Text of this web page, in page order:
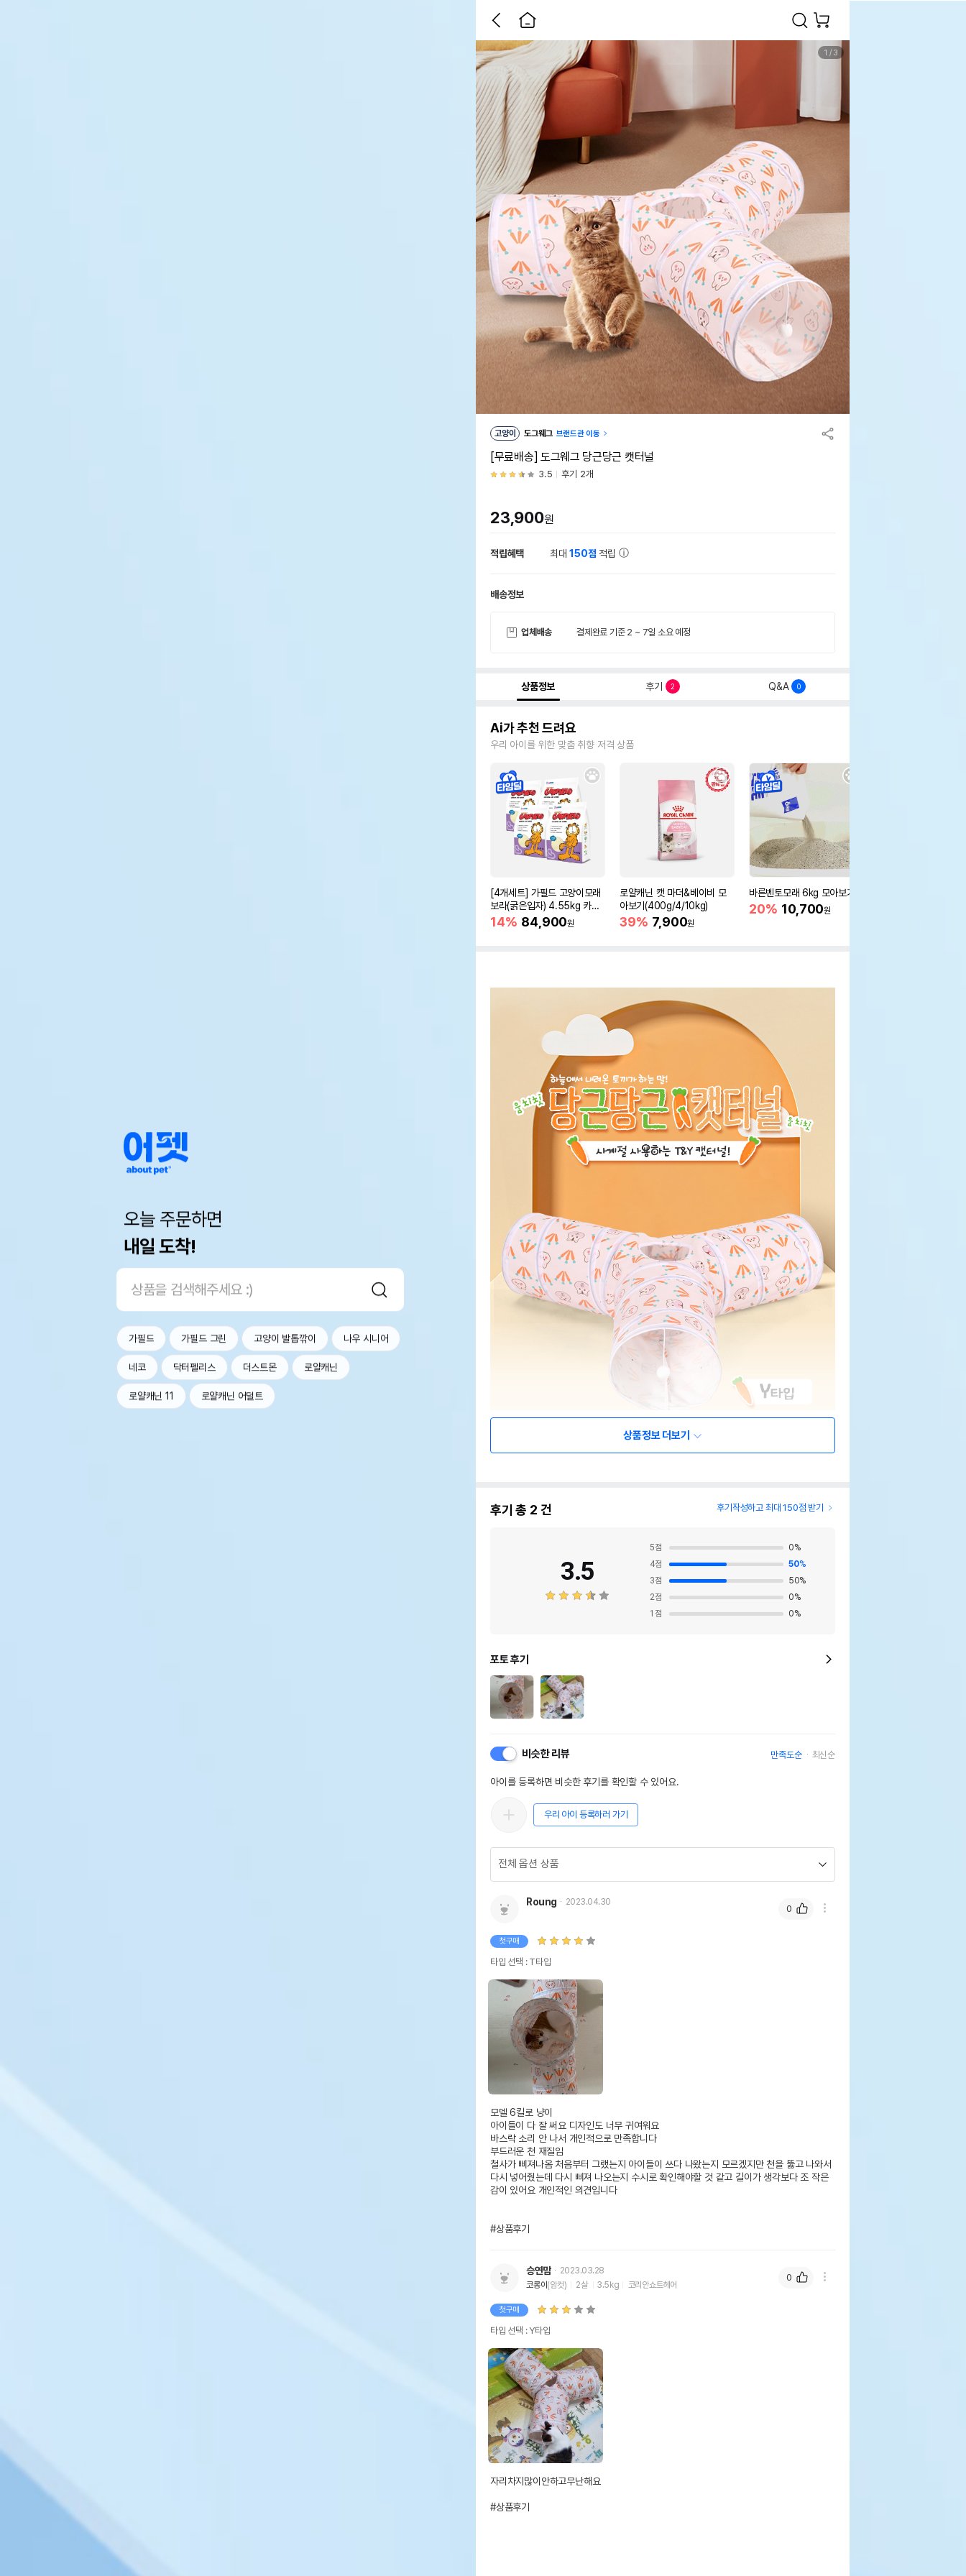
오늘 주문하면
내일 도착!
가필드 가필드 그린 고양이 발톱깎이 나우 시니어
네코 닥터펠리스 더스트몬 로얄캐닌
로얄캐닌 11 로얄캐닌 어덜트
1 / 3
고양이 도그웨그 브랜드관 이동
[무료배송] 도그웨그 당근당근 캣터널
3.5 후기 2개
23,900원
적립혜택 최대150점 적립
배송정보
업체배송 결제완료 기준 2 ~ 7일 소요 예정
상품정보 후기 2 Q&A 0
Ai가 추천 드려요
우리 아이를 위한 맞춤 취향 저격 상품
[4개세트] 가필드 고양이모래
보라(굵은입자) 4.55kg 카사
바모래
14% 84,900원
로얄캐닌 캣 마더&베이비 모
아보기(400g/4/10kg)
39% 7,900원
바른벤토모래 6kg 모아보기
20% 10,700원
상품정보 더보기
후기 총 2 건 후기작성하고 최대 150점 받기
3.5
5점 0%
4점 50%
3점 50%
2점 0%
1 점 0%
포토 후기
비슷한 리뷰 만족도순 최신순
아이를 등록하면 비슷한 후기를 확인할 수 있어요.
우리 아이 등록하러 가기
Roung 2023.04.30
첫구매
타입 선택 : T타입
모델 6킬로 냥이
아이들이 다 잘 써요 디자인도 너무 귀여워요
바스락 소리 안 나서 개인적으로 만족합니다
부드러운 천 재질임
철사가 삐져나옴 처음부터 그랬는지 아이들이 쓰다 나왔는지 모르겠지만 천을 뚫고 나와서
다시 넣어줬는데 다시 삐져 나오는지 수시로 확인해야할 것 같고 길이가 생각보다 조 작은
감이 있어요 개인적인 의견입니다
#상품후기
0
승연맘
2023.03.28
코롱이(암컷) 2살 3.5kg 코리안쇼트헤어
첫구매
타입 선택 : Y타입
자리차지많이안하고무난해요
#상품후기
0